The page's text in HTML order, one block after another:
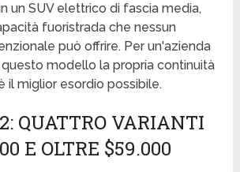
un SUV elettrico di fascia media,
fuoristrada che nessun
può offrire. Per un'azienda
modello la propria continuità
il miglior esordio possibile.
QUATTRO VARIANTI
E OLTRE $59.000